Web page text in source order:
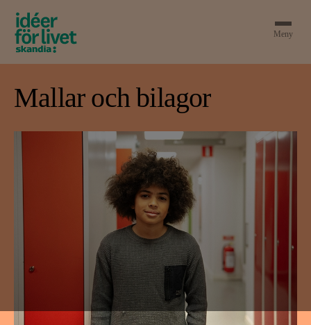
Meny
Mallar och bilagor